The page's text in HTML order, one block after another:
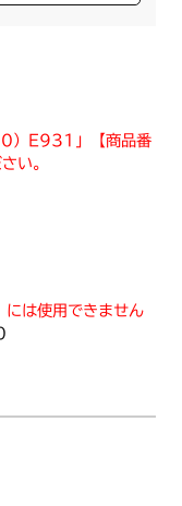
）E931」【商品番
い。
は使用できません